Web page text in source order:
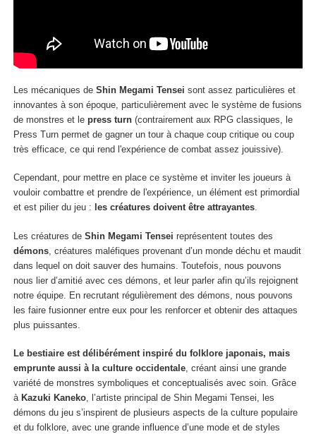
Les mécaniques de Shin Megami Tensei sont assez particulières et
innovantes à son époque, particulièrement avec le système de fusions
de monstres et le press turn (contrairement aux RPG classiques, le
Press Turn permet de gagner un tour à chaque coup critique ou coup
très efficace, ce qui rend l'expérience de combat assez jouissive).
Cependant, pour mettre en place ce système et inviter les joueurs à
vouloir combattre et prendre de l'expérience, un élément est primordial
et est pilier du jeu : les créatures doivent être attrayantes.
Les créatures de Shin Megami Tensei représentent toutes des
démons , créatures maléfiques provenant d’un monde déchu et maudit
dans lequel on doit sauver des humains. Toutefois, nous pouvons
nous lier d’amitié avec ces démons, et leur parler afin qu’ils rejoignent
notre équipe. En recrutant régulièrement des démons, nous pouvons
les faire fusionner entre eux pour les renforcer et obtenir des attaques
plus puissantes.
Le bestiaire est délibérément inspiré du folklore japonais, mais
emprunte aussi à la culture occidentale, créant ainsi une grande
variété de monstres symboliques et conceptualisés avec soin. Grâce
à Kazuki Kaneko, l’artiste principal de Shin Megami Tensei, les
démons du jeu s’inspirent de plusieurs aspects de la culture populaire
et du folklore, avec une grande influence d’une mode et de styles